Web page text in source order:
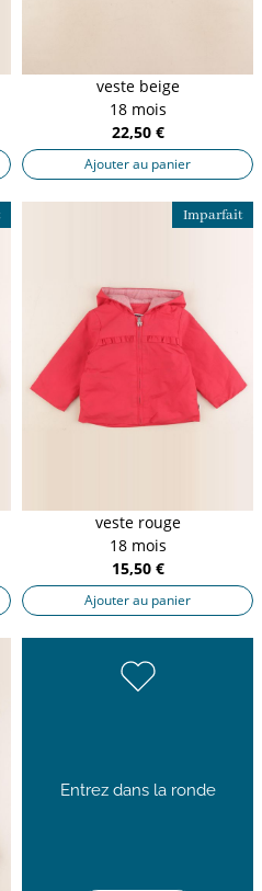
veste beige
18 mois
22,50 €
Ajouter au panier
Imparfait
veste rouge
18 mois
15,50 €
Ajouter au panier
Entrez dans la ronde